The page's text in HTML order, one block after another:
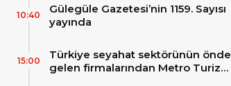
Gülegüle Gazetesi’nin 1159. Sayısı
yayında
10:40
Türkiye seyahat sektörünün önde
gelen firmalarından Metro Turizm
15:00